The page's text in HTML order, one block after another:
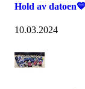
Hold av
10.03.2024